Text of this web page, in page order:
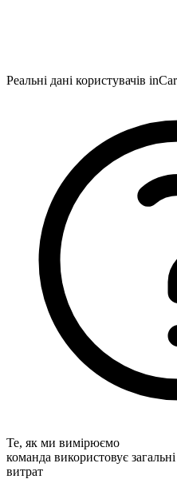
Реальні дані користувачів
Те, як ми вимірюємо
команда використовує
витрат